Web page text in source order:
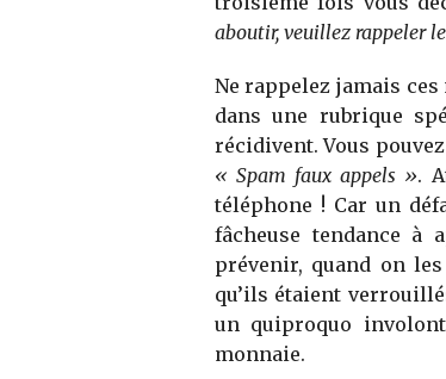
aboutir, veuillez rappeler
Ne rappelez jamais
dans une rubrique
récidivent. Vous
« Spam faux appels ».
téléphone ! Car un
fâcheuse tendance à
prévenir, quand on
qu’ils étaient
un quiproquo
monnaie.